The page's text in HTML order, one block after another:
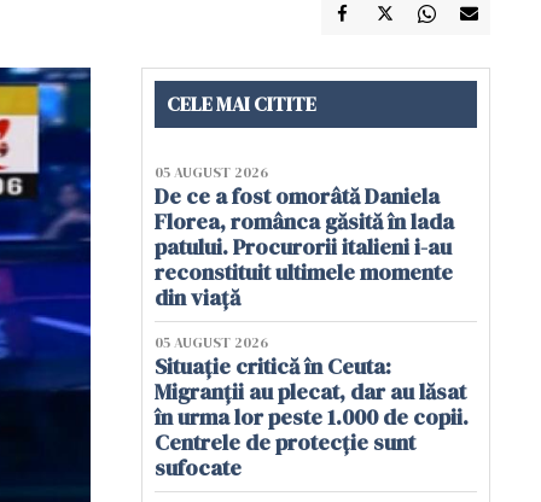
CELE MAI CITITE
05 AUGUST 2026
De ce a fost omorâtă Daniela
Florea, românca găsită în lada
patului. Procurorii italieni i-au
reconstituit ultimele momente
din viață
05 AUGUST 2026
Situație critică în Ceuta:
Migranții au plecat, dar au lăsat
în urma lor peste 1.000 de copii.
Centrele de protecție sunt
sufocate